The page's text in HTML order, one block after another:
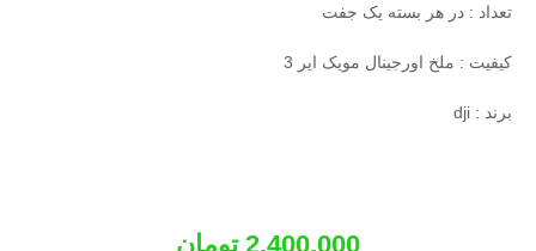
تعداد : در هر بسته یک جفت
کیفیت : ملخ اورجینال مویک ایر 3
برند : dji
2,400,000 تومان